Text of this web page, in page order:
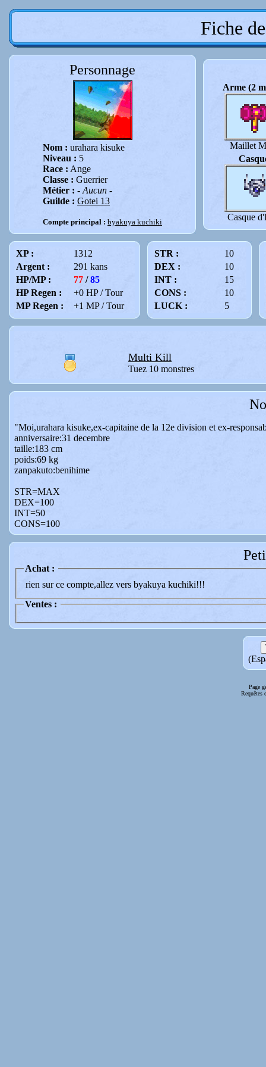
Fiche
Personnage
Nom : urahara kisuke
Niveau : 5
Race : Ange
Classe : Guerrier
Métier : - Aucun -
Guilde : Gotei 13
Compte principal : byakuya kuchiki
Arme (2
Maillet
Casque
XP :
1312
Argent :
291 kans
HP/MP :
77 /85
HP Regen :
+0 HP / Tour
MP Regen :
+1 MP / Tour
STR :
10
DEX :
10
INT :
15
CONS :
10
LUCK :
5
Multi Kill
Tuez 10 monstres
"Moi,urahara kisuke,ex-capitaine de la 12e division et ex-
anniversaire:31 decembre
taille:183 cm
poids:69 kg
zanpakuto:benihime
STR=MAX
DEX=100
INT=50
CONS=100
Achat :
rien sur ce compte,allez vers byakuya kuchiki!!!
Ventes :
Page
Requêtes